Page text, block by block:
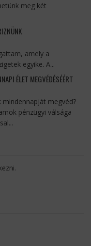
meg két
amely a
egyike. A...
ÉLET MEGVÉDÉSÉÉRT
megvéd?
pénzügyi válsága
.